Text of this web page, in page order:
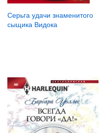
Серьга удачи знаменитого
сыщика Видока